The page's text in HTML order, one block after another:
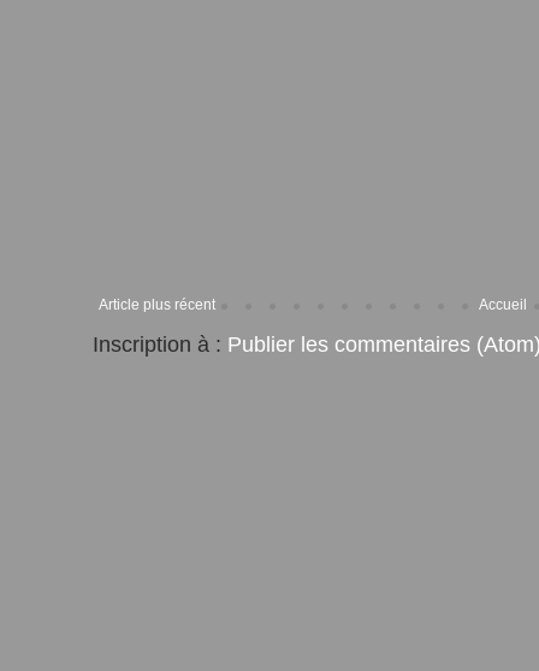
Article plus récent Accueil
Inscription à : Publier les commentaires